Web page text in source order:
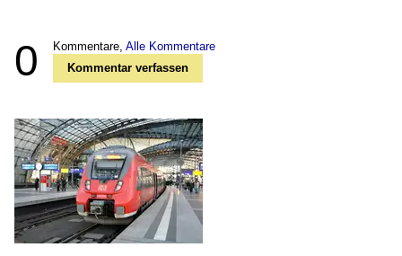
0 Kommentare, Alle Kommentare
Kommentar verfassen